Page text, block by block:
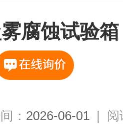
腐蚀试验箱
： 2026-06-01 | 阅